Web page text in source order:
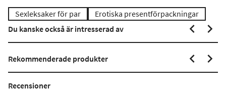
Sexleksaker för par
Erotiska presentförpackningar
Du kanske också är intresserad av
Rekommenderade produkter
Recensioner